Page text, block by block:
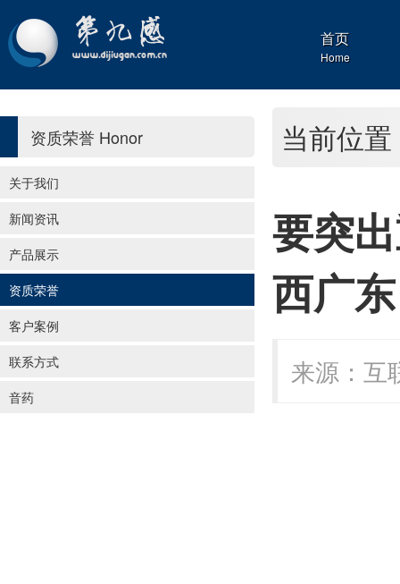
首页
Home
资质荣誉 Honor
关于我们
新闻资讯
产品展示
资质荣誉
客户案例
联系方式
音药
当前位
要突
西广东
来源：互